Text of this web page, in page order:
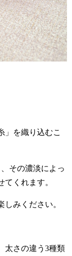
」を織り込むこ
その濃淡によっ
くれます。
みください。
太さの違う3種類